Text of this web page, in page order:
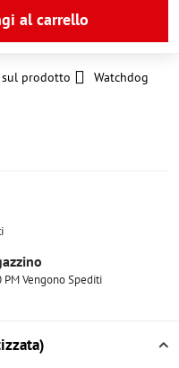
al carrello
sul prodotto
Watchdog
Vengono Spediti